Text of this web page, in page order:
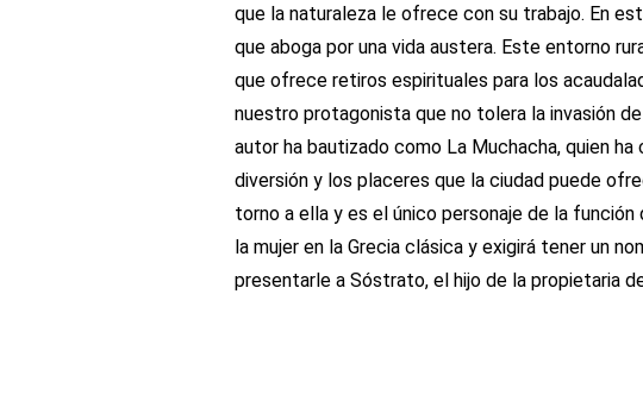
que la naturaleza le ofrece con su trabajo. En
que aboga por una vida austera. Este entorno
que ofrece retiros espirituales para los
nuestro protagonista que no tolera la invasión
autor ha bautizado como La Muchacha, quien
diversión y los placeres que la ciudad puede
torno a ella y es el único personaje de la
la mujer en la Grecia clásica y exigirá tener un
presentarle a Sóstrato, el hijo de la propietaria